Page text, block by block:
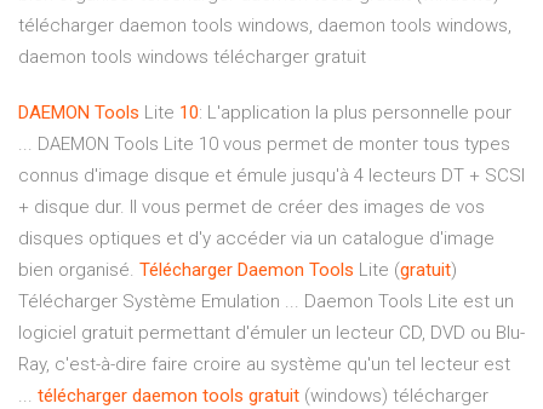
télécharger daemon tools windows, daemon tools windows,
daemon tools windows télécharger gratuit
DAEMON Tools Lite 10: L'application la plus personnelle pour
... DAEMON Tools Lite 10 vous permet de monter tous types
connus d'image disque et émule jusqu'à 4 lecteurs DT + SCSI
+ disque dur. Il vous permet de créer des images de vos
disques optiques et d'y accéder via un catalogue d'image
bien organisé. Télécharger Daemon Tools Lite (gratuit)
Télécharger Système Emulation ... Daemon Tools Lite est un
logiciel gratuit permettant d'émuler un lecteur CD, DVD ou Blu-
Ray, c'est-à-dire faire croire au système qu'un tel lecteur est
... télécharger daemon tools gratuit (windows) télécharger